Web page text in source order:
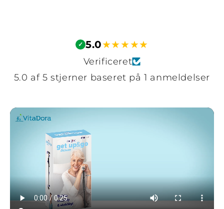
✓ 5.0★★★★★
5.0 af 5 stjerner baseret på 1 anmeldelser
Verificeret